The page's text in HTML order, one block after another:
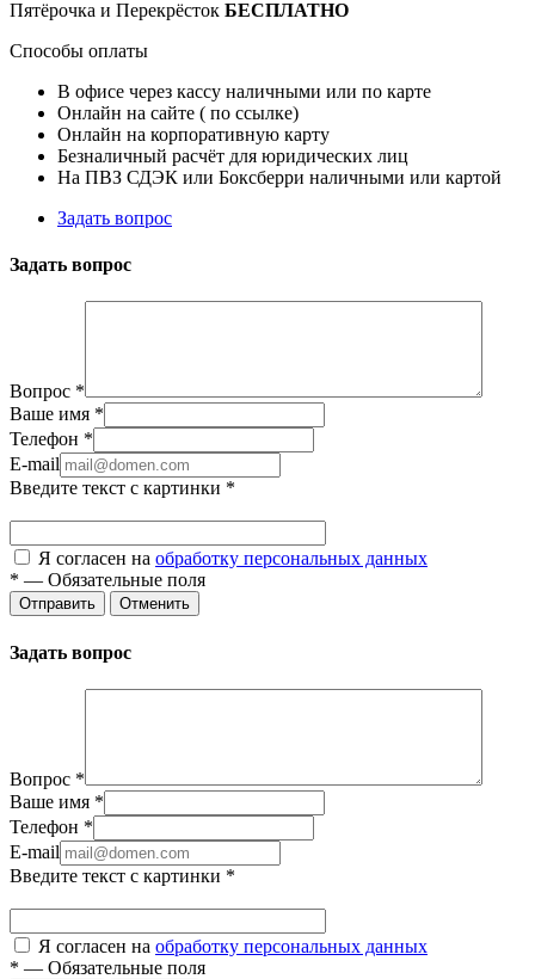
Пятёрочка и Перекрёсток БЕСПЛАТНО
Способы оплаты
В офисе через кассу наличными или по карте
Онлайн на сайте ( по ссылке)
Онлайн на корпоративную карту
Безналичный расчёт для юридических лиц
На ПВЗ СДЭК или Боксберри наличными или картой
Задать вопрос
Задать вопрос
Вопрос *
Ваше имя *
Телефон *
E-mail
Введите текст с картинки *
Я согласен на обработку персональных данных
* — Обязательные поля
Отправить Отменить
Задать вопрос
Вопрос *
Ваше имя *
Телефон *
E-mail
Введите текст с картинки *
Я согласен на обработку персональных данных
* — Обязательные поля